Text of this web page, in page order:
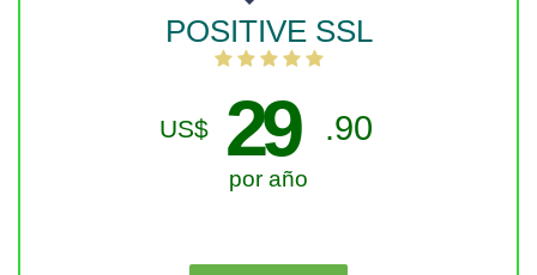
POSITIVE SSL
US$ 29 .90
por año